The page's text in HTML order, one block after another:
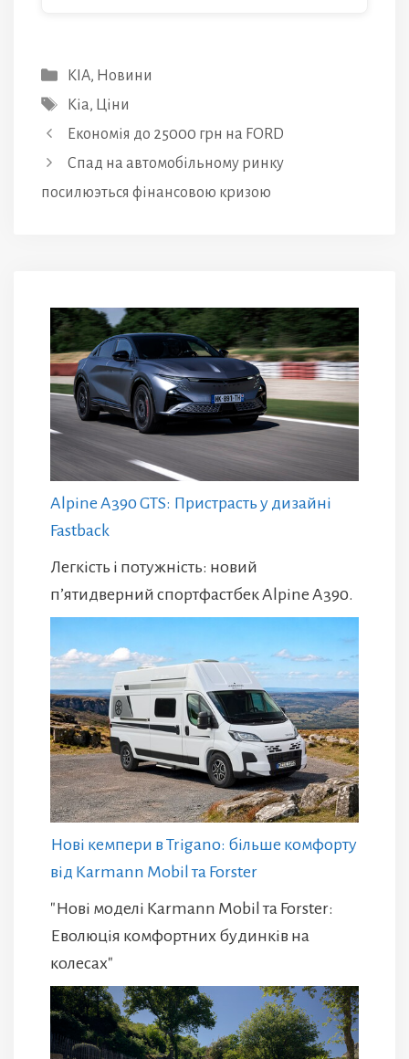
Категорії
KIA, Новини
Позначки
Kia, Ціни
Економія до 25000 грн на FORD
Спад на автомобільному ринку
посилюэться фінансовою кризою
Alpine A390 GTS: Пристрасть у дизайні
Fastback
Легкість і потужність: новий
п’ятидверний спортфастбек Alpine A390.
Нові кемпери в Trigano: більше комфорту
від Karmann Mobil та Forster
"Нові моделі Karmann Mobil та Forster:
Еволюція комфортних будинків на
колесах"